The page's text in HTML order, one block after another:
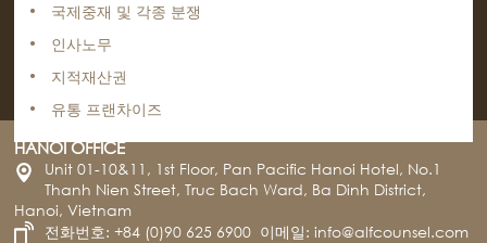
국제중재 및 각종 분쟁
인사노무
지적재산권
유통 프랜차이즈
HANOI OFFICE
Unit 01-10&11, 1st Floor, Pan Pacific Hanoi Hotel, No.1
Thanh Nien Street, Truc Bach Ward, Ba Dinh District,
Hanoi, Vietnam
전화번호:+84 (0)90 625 6900 이메일:info@alfcounsel.com